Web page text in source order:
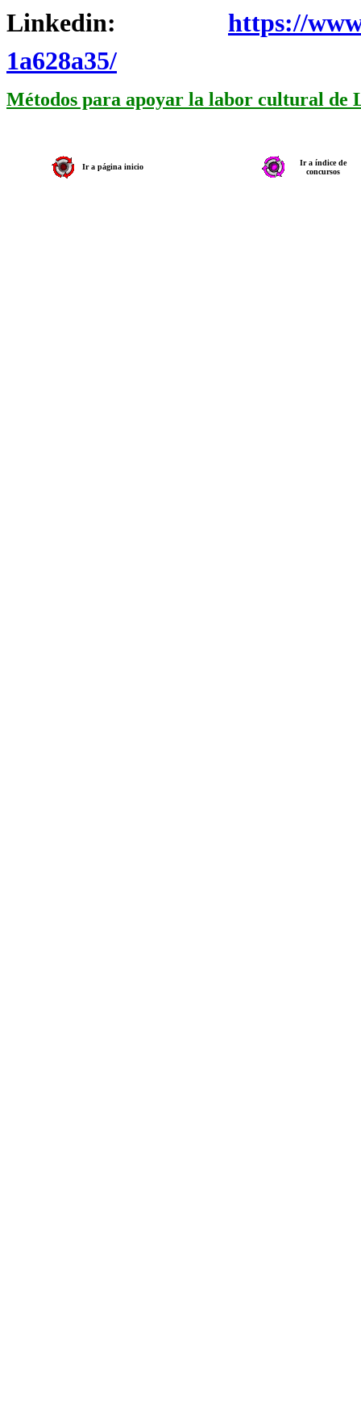
Linkedin: https://
1a628a35/
Métodos para apoyar la labor cultural de
Ir a página inicio
Ir a índice de
concursos